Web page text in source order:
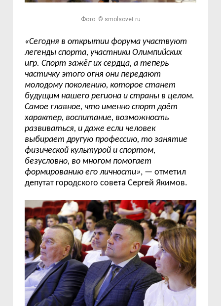
Фото: © smolsovet.ru
«Сегодня в открытии форума участвуют
легенды спорта, участники Олимпийских
игр. Спорт зажёг их сердца, а теперь
частичку этого огня они передают
молодому поколению, которое станет
будущим нашего региона и страны в целом.
Самое главное, что именно спорт даёт
характер, воспитание, возможность
развиваться, и даже если человек
выбирает другую профессию, то занятие
физической культурой и спортом,
безусловно, во многом помогает
формированию его личности», — отметил
депутат городского совета Сергей Якимов.